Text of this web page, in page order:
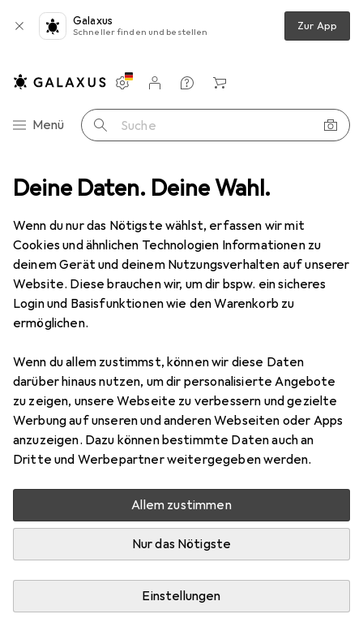
Deine Daten. Deine Wahl.
Wenn du nur das Nötigste wählst, erfassen wir mit
Cookies und ähnlichen Technologien Informationen zu
deinem Gerät und deinem Nutzungsverhalten auf unserer
Website. Diese brauchen wir, um dir bspw. ein sicheres
Login und Basisfunktionen wie den Warenkorb zu
ermöglichen.
Wenn du allem zustimmst, können wir diese Daten
darüber hinaus nutzen, um dir personalisierte Angebote
zu zeigen, unsere Webseite zu verbessern und gezielte
Werbung auf unseren und anderen Webseiten oder Apps
anzuzeigen. Dazu können bestimmte Daten auch an
Dritte und Werbepartner weitergegeben werden.
Allem zustimmen
Nur das Nötigste
Einstellungen
Galaxus
Schneller finden und bestellen Zur App
Navigation nach Kategorien
Menü Suche
Einstellungen
Kundenkonto
Vergleichslisten
Merklisten
Warenkorb
Grafikkarte Sapphire PULSE AMD Radeon RX 7600
9 Bilder
SapphirePULSE AMD Radeon RX 7600
Preis in EUR inkl. MwSt.
EUR
338,84
Schneller lieferbar
Angebot für
EUR
347,88
Mehr von Sapphire
Testberichte
Zwischen Di, 11.8. und Do, 13.8. geliefert